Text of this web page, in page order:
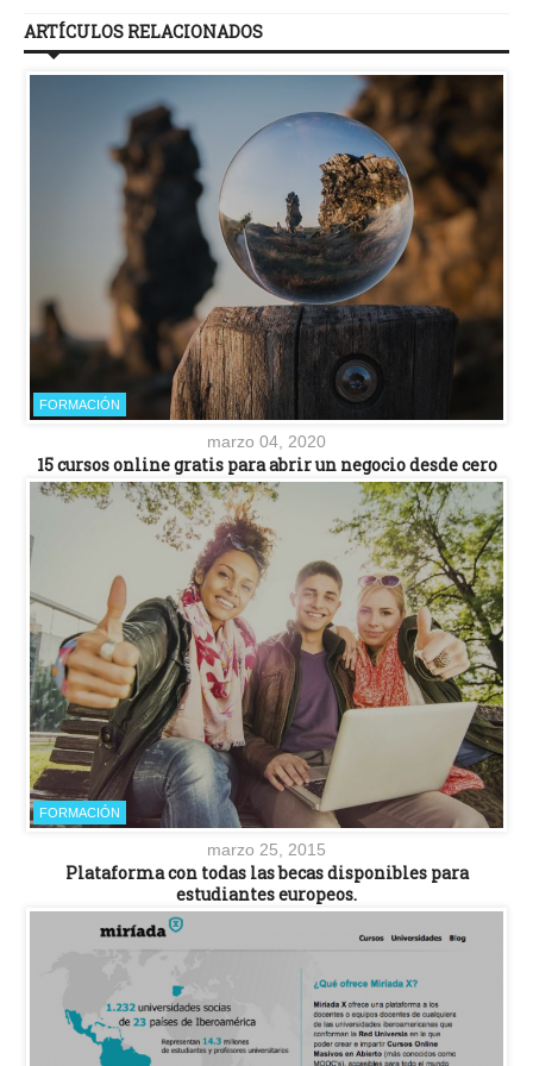
ARTÍCULOS RELACIONADOS
FORMACIÓN
marzo 04, 2020
15 cursos online gratis para abrir un negocio desde cero
FORMACIÓN
marzo 25, 2015
Plataforma con todas las becas disponibles para
estudiantes europeos.